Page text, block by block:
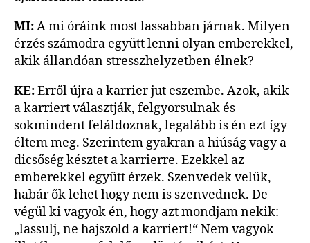
MI:A mi óráink most lassabban járnak. Milyen
érzés számodra együtt lenni olyan emberekkel,
akik állandóan stresszhelyzetben élnek?
KE:Erről újra a karrier jut eszembe. Azok, akik
a karriert választják, felgyorsulnak és
sokmindent feláldoznak, legalább is én ezt így
éltem meg. Szerintem gyakran a hiúság vagy a
dicsőség késztet a karrierre. Ezekkel az
emberekkel együtt érzek. Szenvedek velük,
habár ők lehet hogy nem is szenvednek. De
végül ki vagyok én, hogy azt mondjam nekik:
„lassulj, ne hajszold a karriert!“ Nem vagyok